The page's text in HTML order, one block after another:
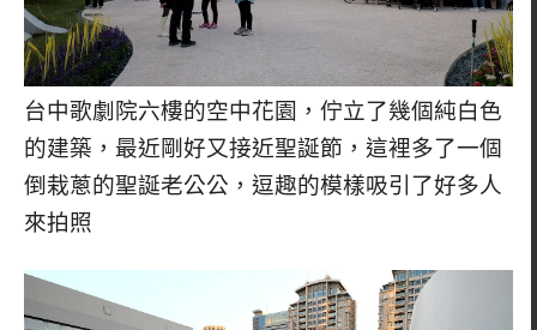
台中歌劇院六樓的空中花園，佇立了幾個純白色
的建築 ，最近剛好又接近聖誕節，這裡多了一個
倒栽蔥的聖誕老公公，逗趣的模樣吸引了好多人
來拍照